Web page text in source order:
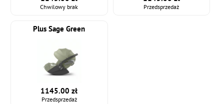
Chwilowy brak Przedsprzedaż
Plus Sage Green
1145.00 zł
Przedsprzedaż